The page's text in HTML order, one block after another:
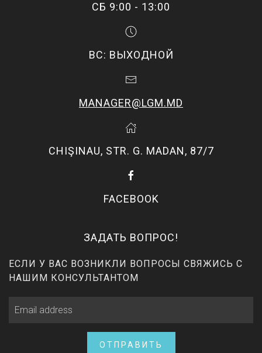
СБ 9:00 - 13:00
ВС: ВЫХОДНОЙ
MANAGER@LGM.MD
CHIŞINAU, STR. G. MADAN, 87/7
FACEBOOK
ЗАДАТЬ ВОПРОС!
ЕСЛИ У ВАС ВОЗНИКЛИ ВОПРОСЫ СВЯЖИСЬ С
НАШИМ КОНСУЛЬТАНТОМ
ОТПРАВИТЬ